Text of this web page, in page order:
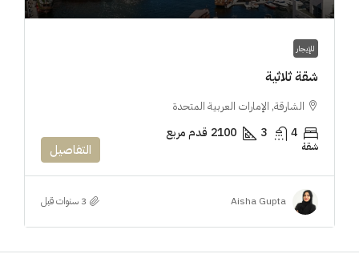
للإيجار
شقة ثلاثية
الشارقة, الإمارات العربية المتحدة
4
3
2100 قدم مربع
شقة التفاصيل
Aisha Gupta